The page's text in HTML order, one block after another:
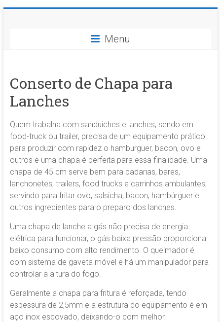
Conserto
e
Técnica
em
Balanças
Digitais
e
Analógicas
Menu
Conserto de Chapa para
Lanches
Quem trabalha com sanduiches e lanches, sendo em
food-truck ou trailer, precisa de um equipamento prático
para produzir com rapidez o hamburguer, bacon, ovo e
outros e uma chapa é perfeita para essa finalidade. Uma
chapa de 45 cm serve bem para padarias, bares,
lanchonetes, trailers, food trucks e carrinhos ambulantes,
servindo para fritar ovo, salsicha, bacon, hambúrguer e
outros ingredientes para o preparo dos lanches.
Uma chapa de lanche a gás não precisa de energia
elétrica para funcionar, o gás baixa pressão proporciona
baixo consumo com alto rendimento. O queimador é
com sistema de gaveta móvel e há um manipulador para
controlar a altura do fogo.
Geralmente a chapa para fritura é reforçada, tendo
espessura de 2,5mm e a estrutura do equipamento é em
aço inox escovado, deixando-o com melhor